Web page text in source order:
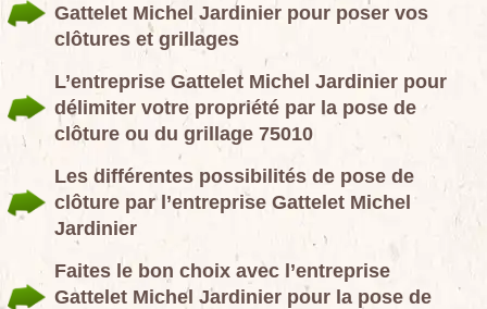
Gattelet Michel Jardinier pour poser vos
clôtures et grillages
L’entreprise Gattelet Michel Jardinier pour
délimiter votre propriété par la pose de
clôture ou du grillage 75010
Les différentes possibilités de pose de
clôture par l’entreprise Gattelet Michel
Jardinier
Faites le bon choix avec l’entreprise
Gattelet Michel Jardinier pour la pose de